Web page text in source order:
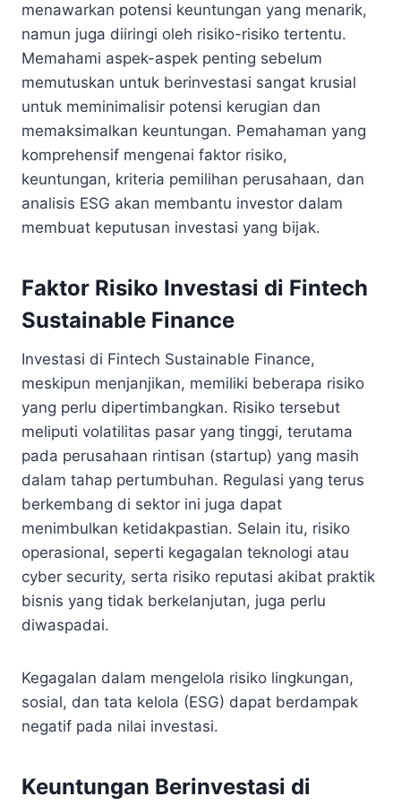
menawarkan potensi keuntungan yang menarik,
namun juga diiringi oleh risiko-risiko tertentu.
Memahami aspek-aspek penting sebelum
memutuskan untuk berinvestasi sangat krusial
untuk meminimalisir potensi kerugian dan
memaksimalkan keuntungan. Pemahaman yang
komprehensif mengenai faktor risiko,
keuntungan, kriteria pemilihan perusahaan, dan
analisis ESG akan membantu investor dalam
membuat keputusan investasi yang bijak.
Faktor Risiko Investasi di Fintech
Sustainable Finance
Investasi di Fintech Sustainable Finance,
meskipun menjanjikan, memiliki beberapa risiko
yang perlu dipertimbangkan. Risiko tersebut
meliputi volatilitas pasar yang tinggi, terutama
pada perusahaan rintisan (startup) yang masih
dalam tahap pertumbuhan. Regulasi yang terus
berkembang di sektor ini juga dapat
menimbulkan ketidakpastian. Selain itu, risiko
operasional, seperti kegagalan teknologi atau
cyber security, serta risiko reputasi akibat praktik
bisnis yang tidak berkelanjutan, juga perlu
diwaspadai.
Kegagalan dalam mengelola risiko lingkungan,
sosial, dan tata kelola (ESG) dapat berdampak
negatif pada nilai investasi.
Keuntungan Berinvestasi di